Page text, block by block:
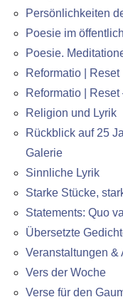
Persönlichkeiten
Poesie im
Poesie.
Reformatio | Reset
Reformatio |
Religion und Lyrik
Rückblick auf 25
Galerie
Sinnliche Lyrik
Starke Stücke,
Statements: Quo
Übersetzte
Veranstaltungen &
Vers der Woche
Verse für den